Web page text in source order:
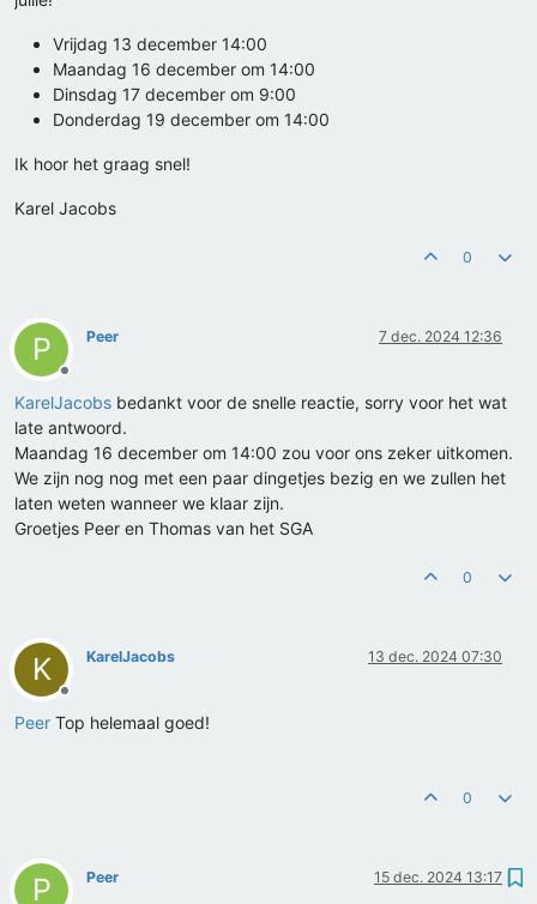
Vrijdag 13 december 14:00
Maandag 16 december om 14:00
Dinsdag 17 december om 9:00
Donderdag 19 december om 14:00
Ik hoor het graag snel!
Karel Jacobs
0
P
Offline
Peer 7 dec. 2024 12:36
KarelJacobs bedankt voor de snelle reactie, sorry voor het wat
late antwoord.
Maandag 16 december om 14:00 zou voor ons zeker uitkomen.
We zijn nog nog met een paar dingetjes bezig en we zullen het
laten weten wanneer we klaar zijn.
Groetjes Peer en Thomas van het SGA
0
K
Offline
KarelJacobs 13 dec. 2024 07:30
Peer Top helemaal goed!
0
P Peer 15 dec. 2024 13:17